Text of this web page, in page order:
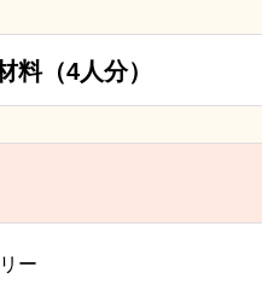
料（4人分）
ー